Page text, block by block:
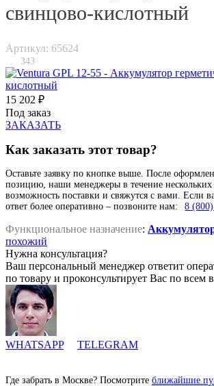
свинцово-кислотный
Артикул: 65624
343
15 202 ₽
Под заказ
ЗАКАЗАТЬ
Как заказать этот товар?
Оставьте заявку по кнопке выше. После
позицию, наши менеджеры в течение нескольких
возможность поставки и свяжутся с вами. Если
ответ более оперативно – позвоните нам:
8
Функциональное назначение:
похожий
Нужна консультация?
Ваш персональный менеджер ответит
по товару и проконсультирует Вас по всем
WHATSAPP TELEGRAM
Где забрать в Москве? Посмотрите ближайшие